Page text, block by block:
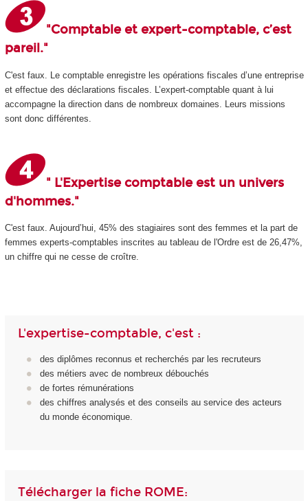
"Comptable et expert-comptable, c’est
pareil."
C'est faux. Le comptable enregistre les opérations fiscales d’une entreprise
et effectue des déclarations fiscales. L’expert-comptable quant à lui
accompagne la direction dans de nombreux domaines. Leurs missions
sont donc différentes.
" L'Expertise comptable est un univers
d'hommes."
C'est faux. Aujourd’hui, 45% des stagiaires sont des femmes et la part de
femmes experts-comptables inscrites au tableau de l'Ordre est de 26,47%,
un chiffre qui ne cesse de croître.
L'expertise-comptable, c'est :
des diplômes reconnus et recherchés par les recruteurs
des métiers avec de nombreux débouchés
de fortes rémunérations
des chiffres analysés et des conseils au service des acteurs
du monde économique.
Télécharger la fiche ROME: